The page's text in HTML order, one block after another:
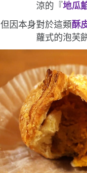
涼的『地瓜
但因本身對於這類酥
蘿式的泡芙